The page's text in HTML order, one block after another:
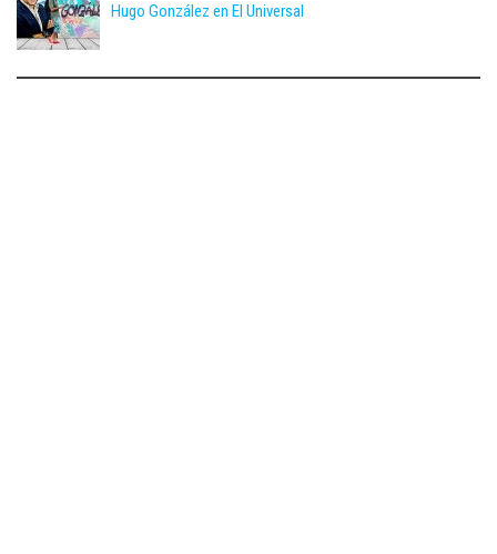
Hugo González en El Universal